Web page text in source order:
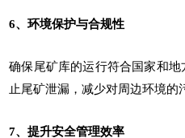
6、环境保护与合规性
确保尾矿库的运行符合国家和
止尾矿泄漏，减少对周边环境的
7、提升安全管理效率